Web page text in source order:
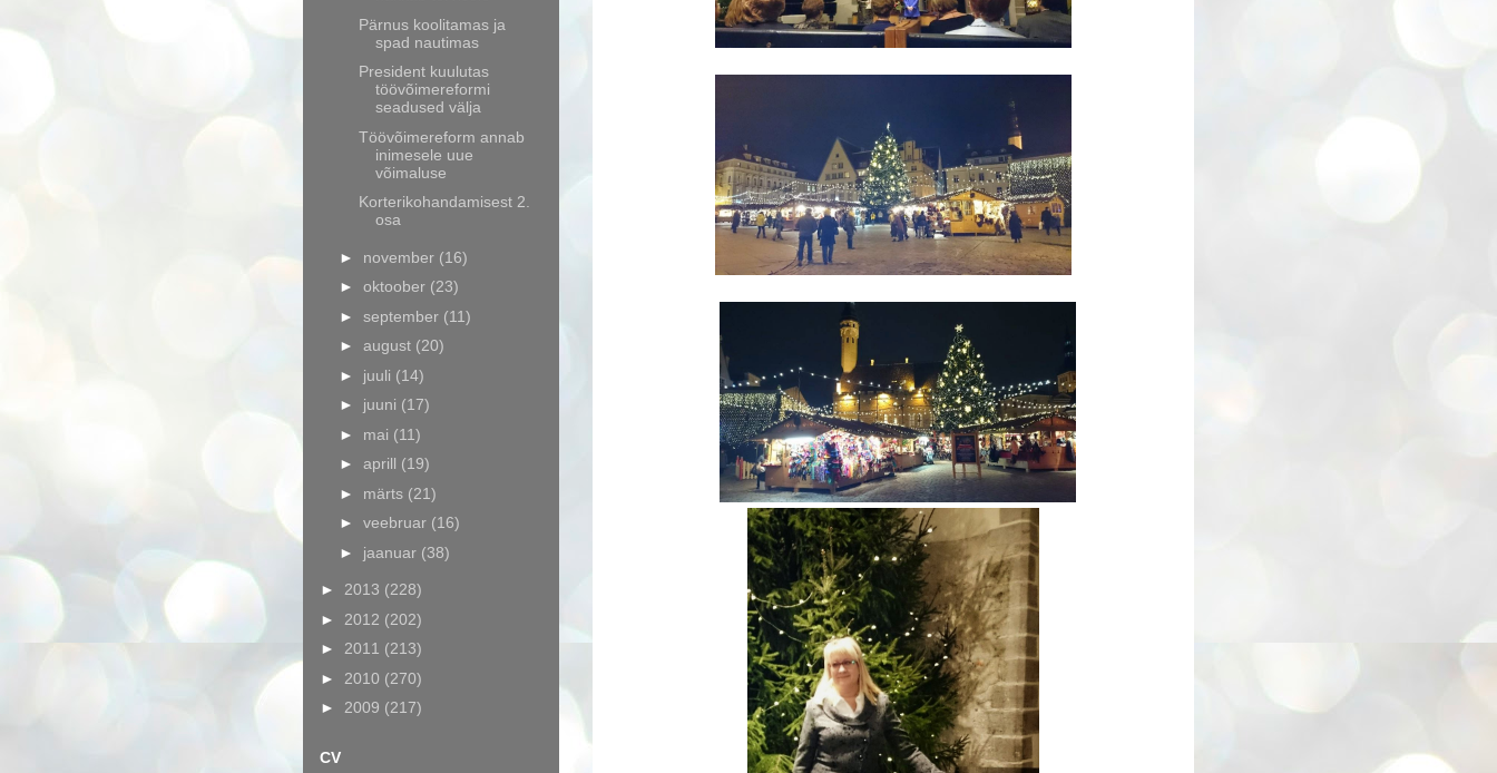
Pärnus koolitamas ja
spad nautimas
President kuulutas
töövõimereformi
seadused välja
Töövõimereform annab
inimesele uue
võimaluse
Korterikohandamisest 2.
osa
► november (16)
► oktoober (23)
► september (11)
► august (20)
► juuli (14)
► juuni (17)
► mai (11)
► aprill (19)
► märts (21)
► veebruar (16)
► jaanuar (38)
► 2013 (228)
► 2012 (202)
► 2011 (213)
► 2010 (270)
► 2009 (217)
CV